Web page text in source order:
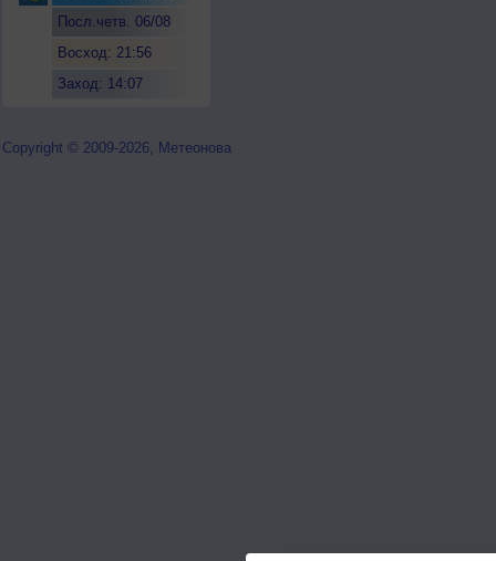
Посл.четв. 06/08
Восход: 21:56
Заход: 14:07
Copyright © 2009-2026, Метеонова